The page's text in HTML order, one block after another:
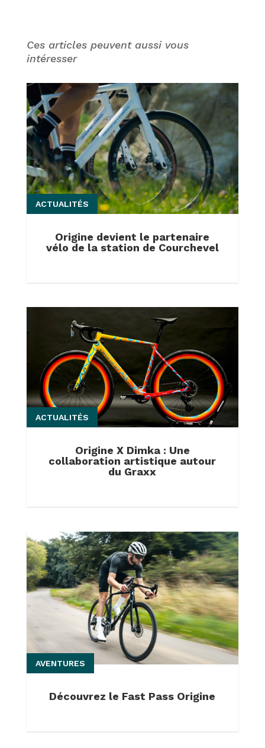
Ces articles peuvent aussi vous
intéresser
Origine devient le partenaire
vélo de la station de Courchevel
ACTUALITÉS
Origine X Dimka : Une
collaboration artistique autour
du Graxx
ACTUALITÉS
Découvrez le Fast Pass Origine
AVENTURES